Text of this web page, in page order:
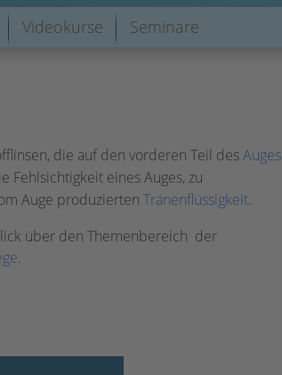
Videokurse Seminare
die auf den vorderen Teil desAuges
Fehlsichtigkeit eines Auges, zu
Auge produziertenTränenflüssigkeit.
über den Themenbereich der
.